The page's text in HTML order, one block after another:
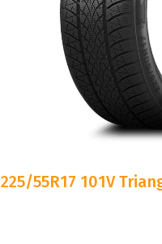
225/55R17 101V